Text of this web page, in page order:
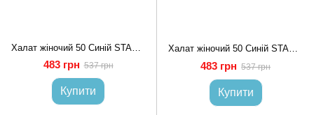
483 грн 537 грн
Купити
483 грн 537 грн
Купити